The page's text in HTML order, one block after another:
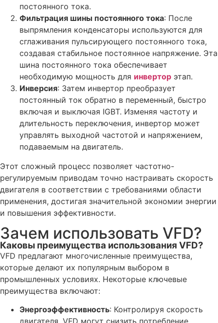
постоянного тока.
Фильтрация шины постоянного тока: После
выпрямления конденсаторы используются для
сглаживания пульсирующего постоянного тока,
создавая стабильное постоянное напряжение. Эта
шина постоянного тока обеспечивает
необходимую мощность для инвертор этап.
Инверсия: Затем инвертор преобразует
постоянный ток обратно в переменный, быстро
включая и выключая IGBT. Изменяя частоту и
длительность переключения, инвертор может
управлять выходной частотой и напряжением,
подаваемым на двигатель.
Этот сложный процесс позволяет частотно-
регулируемым приводам точно настраивать скорость
двигателя в соответствии с требованиями области
применения, достигая значительной экономии энергии
и повышения эффективности.
Зачем использовать VFD?
Каковы преимущества использования VFD?
VFD предлагают многочисленные преимущества,
которые делают их популярным выбором в
промышленных условиях. Некоторые ключевые
преимущества включают:
Энергоэффективность: Контролируя скорость